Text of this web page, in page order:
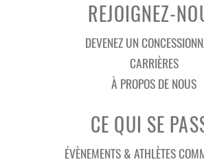
REJOIGNEZ-
DEVENEZ UN
CARRIÈRES
À PROPOS DE NOUS
CE QUI SE
ÉVÈNEMENTS & ATHLÈTES